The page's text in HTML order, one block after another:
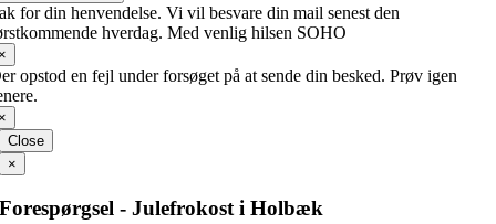
for din henvendelse. Vi vil besvare din mail senest den
hverdag. Med venlig hilsen SOHO
opstod en fejl under forsøget på at sende din besked. Prøv igen
Close
×
Forespørgsel - Julefrokost i Holbæk